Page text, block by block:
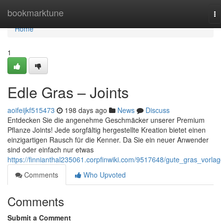
bookmarktune
Home
Home
1
Edle Gras – Joints
aoifeijkf515473 198 days ago News
Discuss
Entdecken Sie die angenehme Geschmäcker unserer Premium
Pflanze Joints! Jede sorgfältig hergestellte Kreation bietet einen
einzigartigen Rausch für die Kenner. Da Sie ein neuer Anwender
sind oder einfach nur etwas
https://finnianthal235061.corpfinwiki.com/9517648/
Comments
Who Upvoted
Comments
Submit a Comment